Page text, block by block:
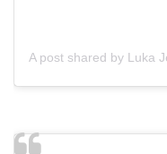
A post shared by Luka